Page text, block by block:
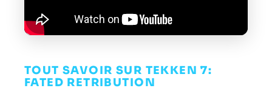
TOUT SAVOIR SUR TEKKEN 7:
FATED RETRIBUTION